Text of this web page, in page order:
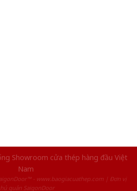
Showroom cửa thép hàng đầu Việt
Nam
- www.baogiacuathep.com | Đơn vị
quản SaigonDoor